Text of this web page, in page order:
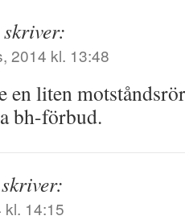
skriver:
2014 kl. 13:48
en liten
bh-förbud.
skriver:
kl. 14:15